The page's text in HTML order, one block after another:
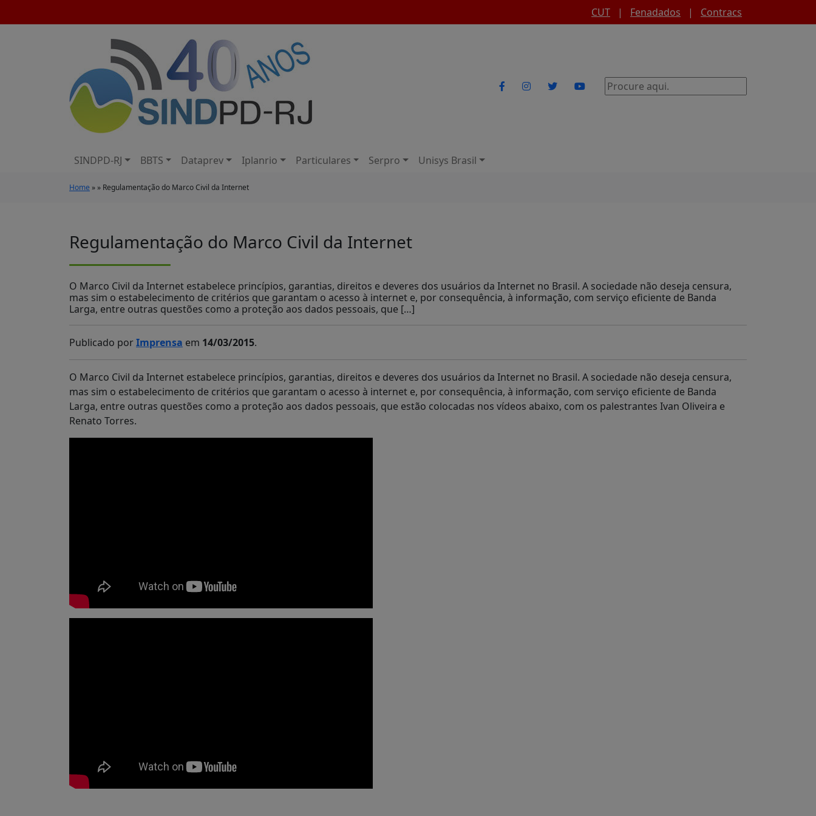
CUT | Fenadados | Contracs
SINDPD-RJ BBTS Dataprev Iplanrio Particulares Serpro Unisys Brasil
Home » » Regulamentação do Marco Civil da Internet
Regulamentação do Marco Civil da Internet
O Marco Civil da Internet estabelece princípios, garantias, direitos e deveres dos usuários da Internet no Brasil. A sociedade não deseja censura,
mas sim o estabelecimento de critérios que garantam o acesso à internet e, por consequência, à informação, com serviço eficiente de Banda
Larga, entre outras questões como a proteção aos dados pessoais, que […]
Publicado porImprensa em 14/03/2015.
O Marco Civil da Internet estabelece princípios, garantias, direitos e deveres dos usuários da Internet no Brasil. A sociedade não deseja censura,
mas sim o estabelecimento de critérios que garantam o acesso à internet e, por consequência, à informação, com serviço eficiente de Banda
Larga, entre outras questões como a proteção aos dados pessoais, que estão colocadas nos vídeos abaixo, com os palestrantes Ivan Oliveira e
Renato Torres.